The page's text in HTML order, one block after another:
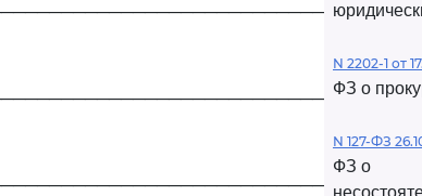
N 2202-1 от
ФЗ о
N 127-ФЗ
ФЗ о